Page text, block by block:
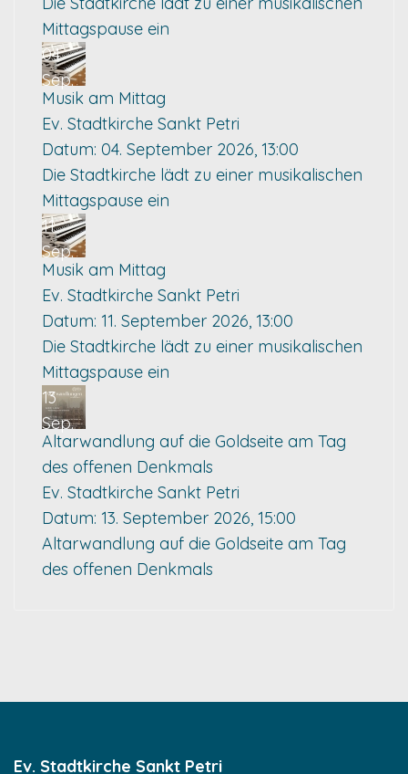
Mittagspause ein
04
Sep.
Musik am Mittag
Ev. Stadtkirche Sankt Petri
Datum: 04. September 2026, 13:00
Die Stadtkirche lädt zu einer musikalischen
Mittagspause ein
11
Sep.
Musik am Mittag
Ev. Stadtkirche Sankt Petri
Datum: 11. September 2026, 13:00
Die Stadtkirche lädt zu einer musikalischen
Mittagspause ein
13
Sep.
Altarwandlung auf die Goldseite am Tag
des offenen Denkmals
Ev. Stadtkirche Sankt Petri
Datum: 13. September 2026, 15:00
Altarwandlung auf die Goldseite am Tag
des offenen Denkmals
Ev. Stadtkirche Sankt Petri